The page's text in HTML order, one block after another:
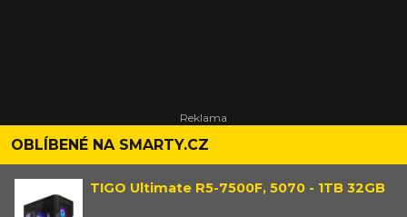
OBLÍBENÉ NA SMARTY.CZ
TIGO Ultimate R5-7500F, 5070 - 1TB 32GB